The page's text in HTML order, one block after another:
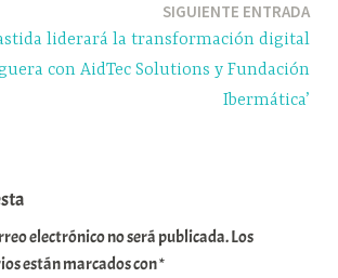
SIGUIENTE ENTRADA
liderará la transformación digital
con AidTec Solutions y Fundación
Ibermática’
electrónico no será publicada.Los
están marcados con*